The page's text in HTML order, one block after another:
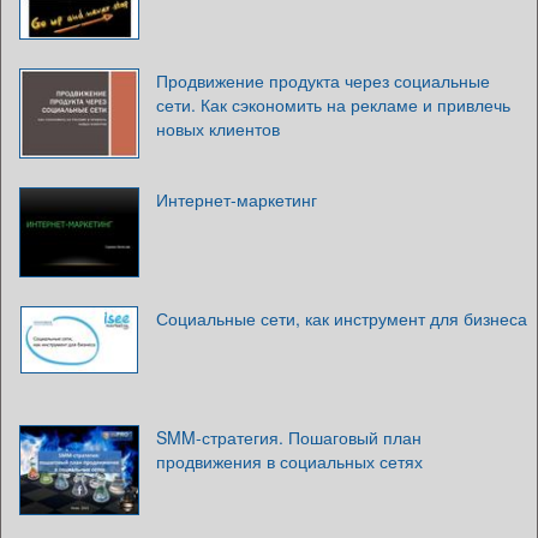
Продвижение продукта через социальные
сети. Как сэкономить на рекламе и привлечь
новых клиентов
Интернет-маркетинг
Социальные сети, как инструмент для бизнеса
SMM-стратегия. Пошаговый план
продвижения в социальных сетях